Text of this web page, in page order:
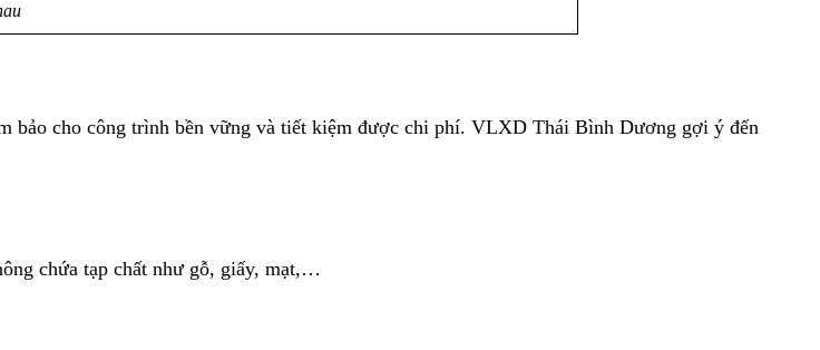
bảo cho công trình bền vững và tiết kiệm được chi phí. VLXD Thái Bình Dương gợi ý đến
chứa tạp chất như gỗ, giấy, mạt,…